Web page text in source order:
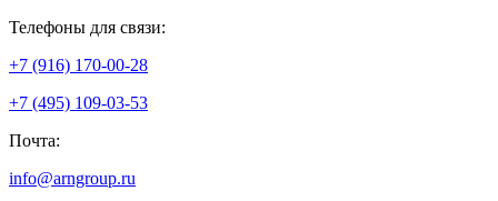
Телефоны для связи:
+7 (916) 170-00-28
+7 (495) 109-03-53
Почта:
info@arngroup.ru